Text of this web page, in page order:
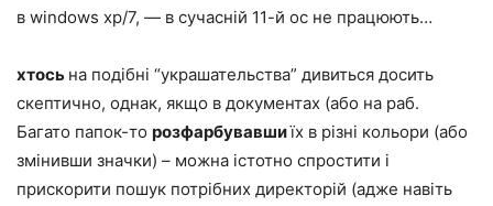
в windows xp/7, — в сучасній 11-й ос не працюють…
хтось на подібні “украшательства” дивиться досить
скептично, однак, якщо в документах (або на раб.
Багато папок-то розфарбувавшиїх в різні кольори (або
змінивши значки) – можна істотно спростити і
прискорити пошук потрібних директорій (адже навіть